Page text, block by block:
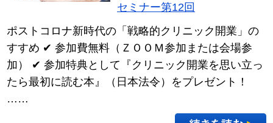
セミナー第12回
ポストコロナ新時代の「戦略的クリニック開業」の
すすめ ✔ 参加費無料（ＺＯＯＭ参加または会場参
加） ✔ 参加特典として『クリニック開業を思い立っ
たら最初に読む本』（日本法令）をプレゼント！
……